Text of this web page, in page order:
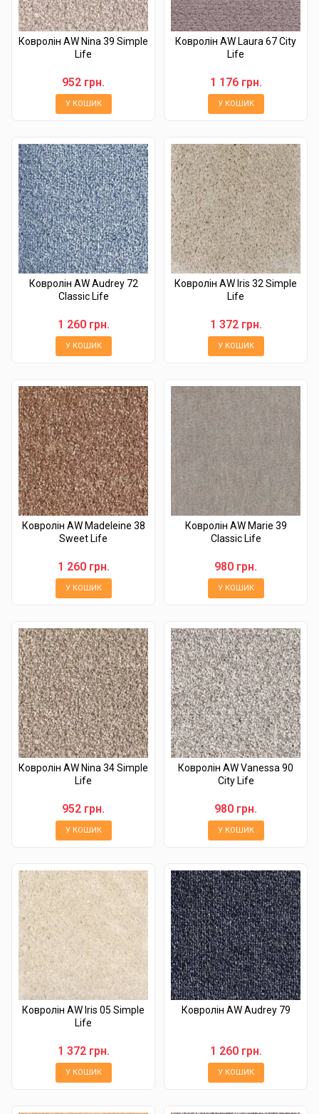
Ковролін AW Nina 39 Simple
Life
952 грн.
У КОШИК
Ковролін AW Laura 67 City
Life
1 176 грн.
У КОШИК
Ковролін AW Audrey 72
Classic Life
1 260 грн.
У КОШИК
Ковролін AW Iris 32 Simple
Life
1 372 грн.
У КОШИК
Ковролін AW Madeleine 38
Sweet Life
1 260 грн.
У КОШИК
Ковролін AW Marie 39
Classic Life
980 грн.
У КОШИК
Ковролін AW Nina 34 Simple
Life
952 грн.
У КОШИК
Ковролін AW Vanessa 90
City Life
980 грн.
У КОШИК
Ковролін AW Iris 05 Simple
Life
1 372 грн.
У КОШИК
Ковролін AW Audrey 79
1 260 грн.
У КОШИК